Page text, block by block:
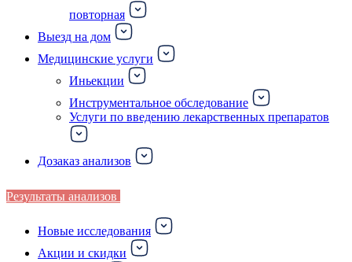
повторная
Выезд на дом
Медицинские услуги
Иньекции
Инструментальное обследование
Услуги по введению лекарственных препаратов
Дозаказ анализов
Результаты анализов
Новые исследования
Акции и скидки